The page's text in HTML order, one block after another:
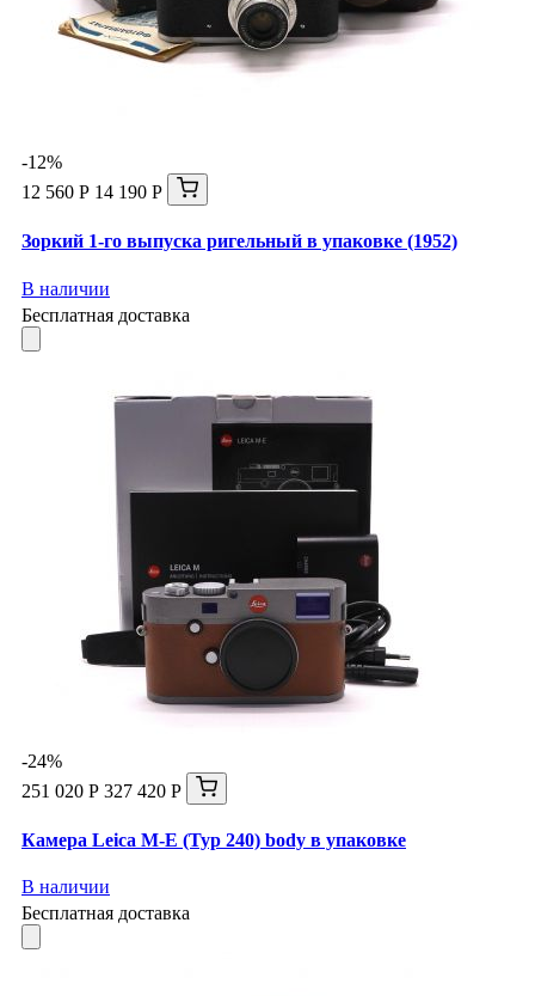
-12%
12 560 Р 14 190 Р
Зоркий 1-го выпуска ригельный в упаковке (1952)
В наличии
Бесплатная доставка
-24%
251 020 Р 327 420 Р
Камера Leica M-E (Typ 240) body в упаковке
В наличии
Бесплатная доставка